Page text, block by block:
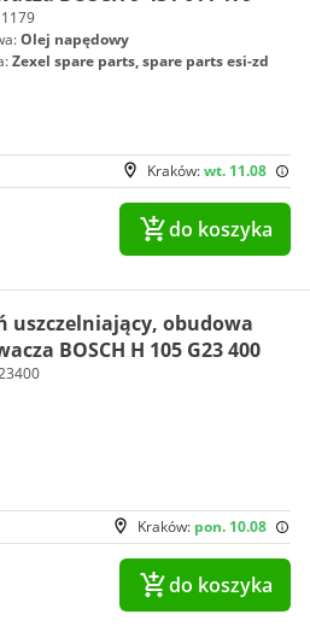
Olej napędowy
Zexel spare parts, spare parts esi-zd
Kraków:wt. 11.08
do koszyka
uszczelniający, obudowa
BOSCH H 105 G23 400
Kraków: pon. 10.08
do koszyka